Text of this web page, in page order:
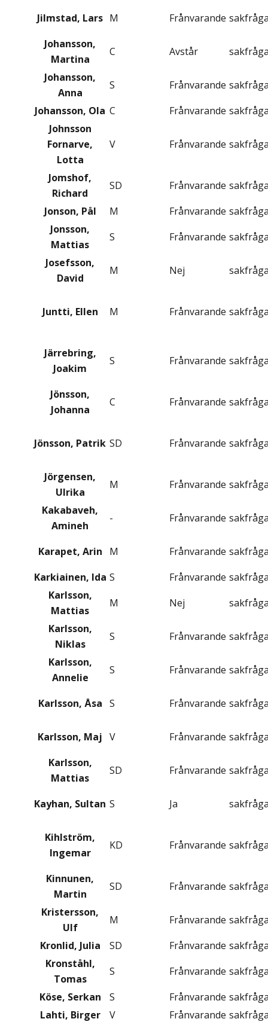
Jilmstad, Lars M Frånvarande
Johansson,
Martina
C Avstår
Johansson,
Anna
S Frånvarande
Johansson, Ola C Frånvarande
Johnsson
Fornarve,
Lotta
V Frånvarande
Jomshof,
Richard
SD Frånvarande
Jonson, Pål
M Frånvarande
Jonsson,
Mattias
S Frånvarande
Josefsson,
David
M Nej
Juntti, Ellen M Frånvarande
Järrebring,
Joakim
S Frånvarande
Jönsson,
Johanna
C Frånvarande
Jönsson, Patrik SD Frånvarande
Jörgensen,
Ulrika
M Frånvarande
Kakabaveh,
Amineh
- Frånvarande
Karapet, Arin M Frånvarande
Karkiainen, Ida S Frånvarande
Karlsson,
Mattias
M Nej
Karlsson,
Niklas
S Frånvarande
Karlsson,
Annelie
S Frånvarande
Karlsson, Åsa S Frånvarande
Karlsson, Maj V Frånvarande
Karlsson,
Mattias
SD Frånvarande
Kayhan, Sultan S Ja
Kihlström,
Ingemar
KD Frånvarande
Kinnunen,
Martin
SD Frånvarande
Kristersson,
Ulf
M Frånvarande
Kronlid, Julia
SD Frånvarande
Kronståhl,
Tomas
S Frånvarande
Köse, Serkan
S Frånvarande
Lahti, Birger
V Frånvarande